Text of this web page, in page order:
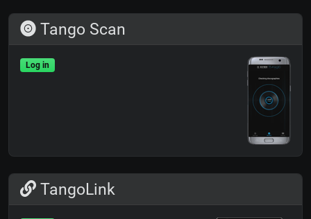
Tango Scan
Log in
TangoLink